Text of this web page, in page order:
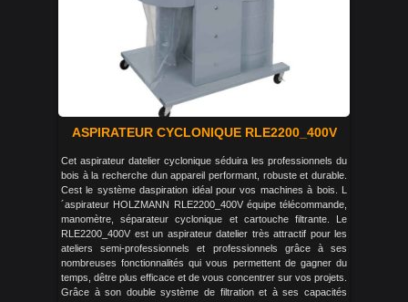
ASPIRATEUR CYCLONIQUE RLE2200_400V
Cet aspirateur datelier cyclonique séduira les professionnels du
bois à la recherche dun appareil performant, robuste et durable.
Cest le système daspiration idéal pour vos machines à bois. L
´aspirateur HOLZMANN RLE2200_400V équipe télécommande,
manomètre, séparateur cyclonique et cartouche filtrante. Le
RLE2200_400V est un aspirateur datelier très attractif pour les
ateliers semi-professionnels et professionnels grâce à ses
nombreuses fonctionnalités qui vous permettent de gagner du
temps, dêtre plus efficace et de vous concentrer sur vos projets.
Grâce à son double système de filtration et à ses capacités